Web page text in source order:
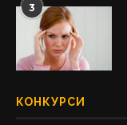
3
КОНКУРСИ